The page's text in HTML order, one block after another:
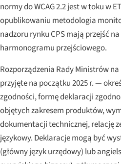
normy do WCAG 2.2 jest w toku w
opublikowaniu metodologia
nadzoru rynku CPS mają przejść
harmonogramu przejściowego.
Rozporządzenia Rady Ministrów
przyjęte na początku 2025 r. —
zgodności, formę deklaracji
objętych zakresem produktów,
dokumentacji technicznej, relację
językowy. Deklaracje mogą być
(główny język urzędowy) lub